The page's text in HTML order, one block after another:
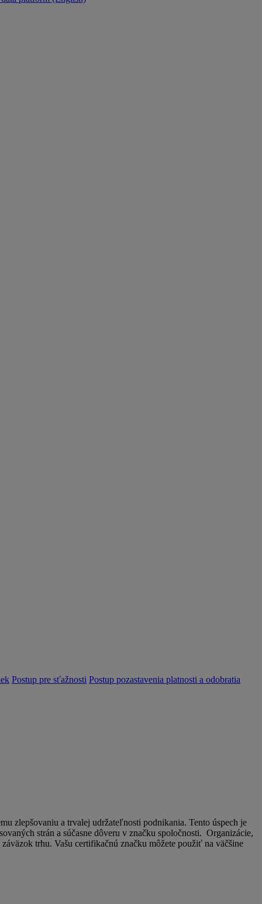
Postup pre sťažnosti Postup pozastavenia platnosti a odobratia
zlepšovaniu a trvalej udržateľnosti podnikania. Tento úspech je
strán a súčasne dôveru v značku spoločnosti. Organizácie,
trhu. Vašu certifikačnú značku môžete použiť na väčšine